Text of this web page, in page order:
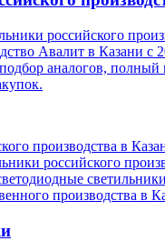
российского
Авалит в Казани с
аналогов, полный
производства в
российского
производства в